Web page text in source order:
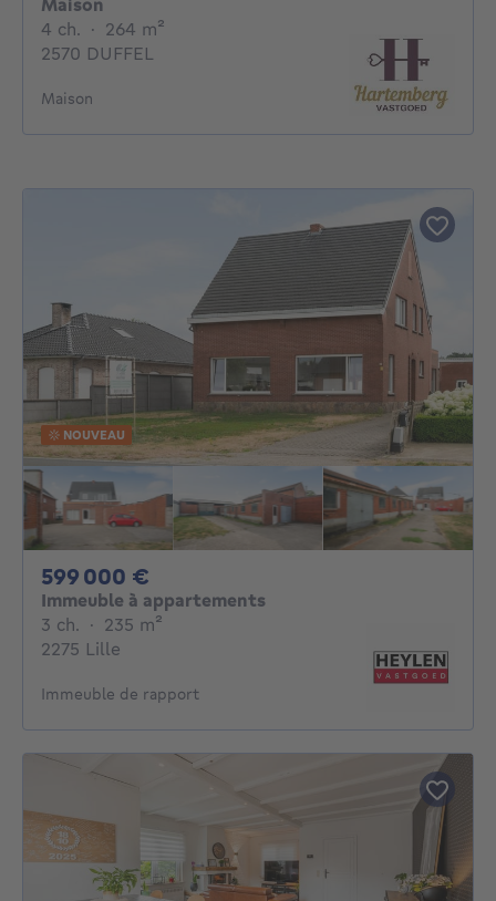
4 ch. 4 chambres
· 264 m²
2570 DUFFEL
Maison
NOUVEAU
599 000 €
Immeuble à appartements
3 ch. 3 chambres
· 235 m²
2275 Lille
Immeuble de rapport